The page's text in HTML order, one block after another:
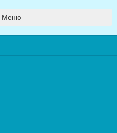
Меню